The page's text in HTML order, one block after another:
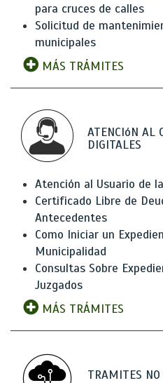
para cruces de calles
Solicitud de
municipales
MÁS TRÁMITES
ATENCIóN AL
DIGITALES
Atención al Usuario de
Certificado Libre de
Antecedentes
Como Iniciar un
Municipalidad
Consultas Sobre
Juzgados
MÁS TRÁMITES
TRAMITES